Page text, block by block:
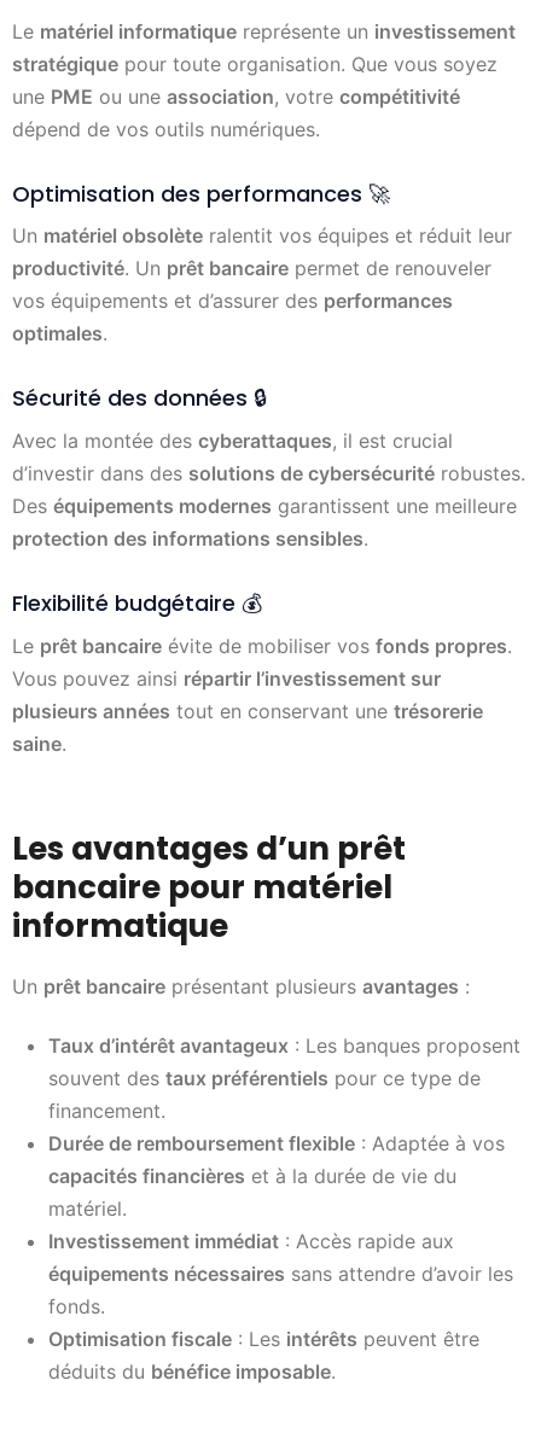
Le matériel informatique représente un investissement
stratégique pour toute organisation. Que vous soyez
une PME ou une association, votre compétitivité
dépend de vos outils numériques.
Optimisation des performances 🚀
Un matériel obsolète ralentit vos équipes et réduit leur
productivité. Un prêt bancaire permet de renouveler
vos équipements et d’assurer des performances
optimales.
Sécurité des données 🔒
Avec la montée des cyberattaques, il est crucial
d’investir dans des solutions de cybersécurité robustes.
Des équipements modernes garantissent une meilleure
protection des informations sensibles.
Flexibilité budgétaire 💰
Le prêt bancaire évite de mobiliser vos fonds propres.
Vous pouvez ainsi répartir l’investissement sur
plusieurs années tout en conservant une trésorerie
saine.
Les avantages d’un prêt
bancaire pour matériel
informatique
Un prêt bancaire présentant plusieurs avantages :
Taux d’intérêt avantageux : Les banques proposent
souvent des taux préférentiels pour ce type de
financement.
Durée de remboursement flexible : Adaptée à vos
capacités financières et à la durée de vie du
matériel.
Investissement immédiat : Accès rapide aux
équipements nécessaires sans attendre d’avoir les
fonds.
Optimisation fiscale : Les intérêts peuvent être
déduits du bénéfice imposable.